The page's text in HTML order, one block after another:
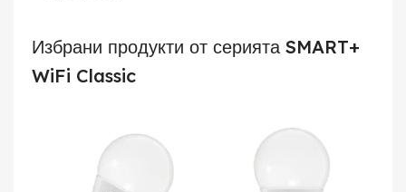
Избрани продукти от серията SMART+
WiFi Classic